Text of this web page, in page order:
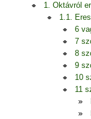
1. Oktávról
1.1.
6
7
8
9
10
11